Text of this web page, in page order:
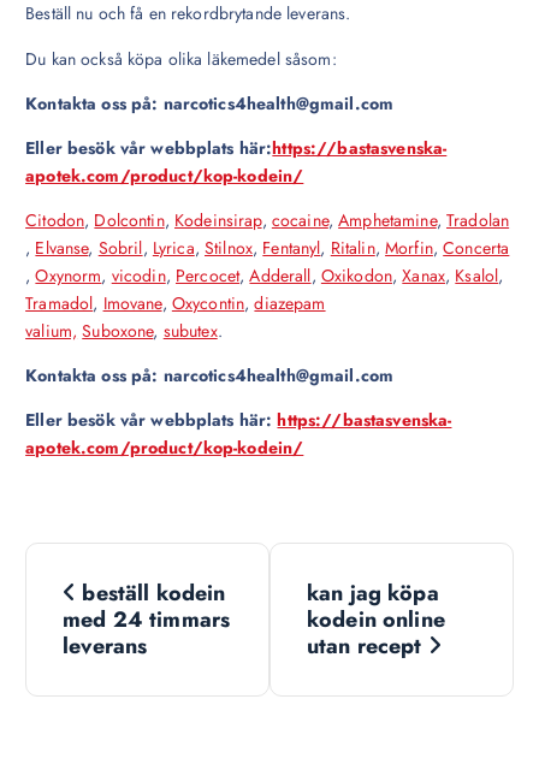
Beställ nu och få en rekordbrytande leverans.
Du kan också köpa olika läkemedel såsom:
Kontakta oss på: narcotics4health@gmail.com
Eller besök vår webbplats här:https://bastasvenska-
apotek.com/product/kop-kodein/
Citodon, Dolcontin, Kodeinsirap, cocaine,Amphetamine, Tradolan
, Elvanse, Sobril, Lyrica,Stilnox, Fentanyl, Ritalin,Morfin,Concerta
,Oxynorm, vicodin, Percocet,Adderall, Oxikodon,Xanax, Ksalol,
Tramadol, Imovane, Oxycontin,diazepam
valium, Suboxone, subutex.
Kontakta oss på: narcotics4health@gmail.com
Eller besök vår webbplats här:https://bastasvenska-
apotek.com/product/kop-kodein/
N
v
beställ kodein
med 24 timmars
leverans
kan jag köpa
kodein online
utan recept